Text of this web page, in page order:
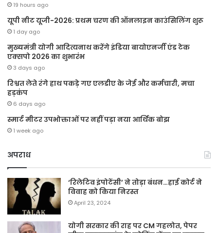
19 hours ago
यूपी नीट यूजी-2026: प्रथम चरण की ऑनलाइन काउंसिलिंग शुरू
1 day ago
मुख्यमंत्री योगी आदित्यनाथ करेंगे इंडिया बायोएनर्जी एंड टेक
एक्सपो 2026 का शुभारंभ
3 days ago
रिश्वत लेते रंगे हाथ पकड़े गए एलडीए के जेई और कर्मचारी, मचा
हड़कंप
6 days ago
स्मार्ट मीटर उपभोक्ताओं पर नहीं पड़ा नया आर्थिक बोझ
1 week ago
अपराध
‘रिलेटिव इंपोटेंसी’ ने तोड़ा बंधन…हाई कोर्ट ने
विवाह को किया निरस्त
April 23, 2024
योगी सरकार की राह पर CM गहलोत, पेपर